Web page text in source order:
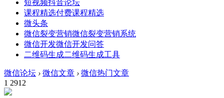
短视频抖音论坛
课程精选付费课程精选
微头条
微信裂变营销微信裂变营销系统
微信开发微信开发问答
二维码生成二维码生成工具
微信论坛 › 微信文章 › 微信热门文章
1 2912